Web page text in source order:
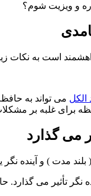
و ویزیت شوم؟
توجه نمایید: ۱- ابتدا مبلغ
می تواند به
برای غلبه بر
می گذارد
مدت ) و آینده
نگر تأثیر می